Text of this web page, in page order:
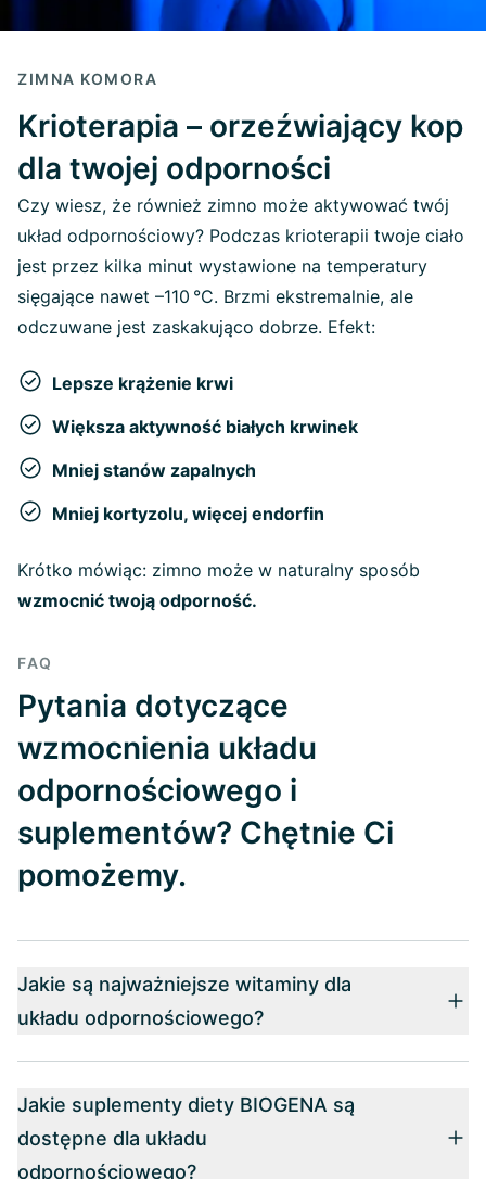
ZIMNA KOMORA
Krioterapia – orzeźwiający kop
dla twojej odporności
Czy wiesz, że również zimno może aktywować twój
układ odpornościowy? Podczas krioterapii twoje ciało
jest przez kilka minut wystawione na temperatury
sięgające nawet –110 °C. Brzmi ekstremalnie, ale
odczuwane jest zaskakująco dobrze. Efekt:
Lepsze krążenie krwi
Większa aktywność białych krwinek
Mniej stanów zapalnych
Mniej kortyzolu, więcej endorfin
Krótko mówiąc: zimno może w naturalny sposób
wzmocnić twoją odporność.
FAQ
Pytania dotyczące
wzmocnienia układu
odpornościowego i
suplementów? Chętnie Ci
pomożemy.
Jakie są najważniejsze witaminy dla
układu odpornościowego?
Jakie suplementy diety BIOGENA są
dostępne dla układu
odpornościowego?